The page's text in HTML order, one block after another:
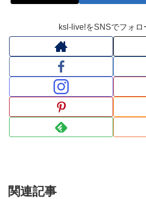
ksl-live!をSNSでフォロ
関連記事